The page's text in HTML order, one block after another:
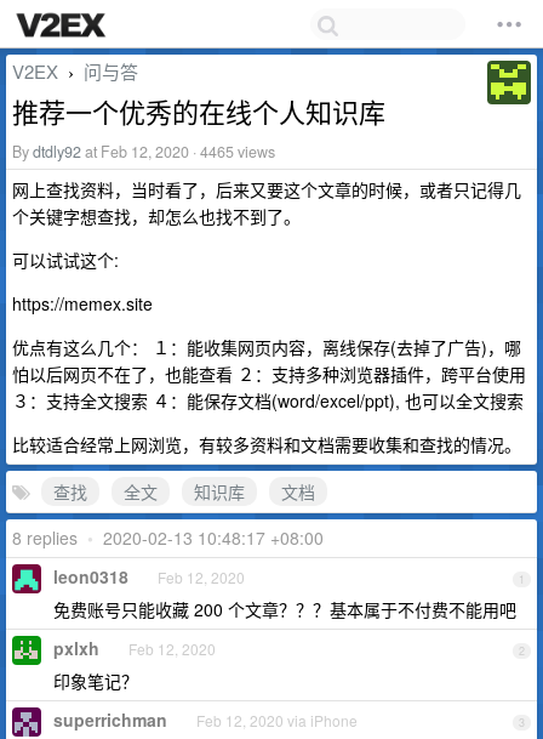
V2EX › 问与答
推荐一个优秀的在线个人知识库
Bydtdly92at Feb 12, 2020 · 4465 views
网上查找资料，当时看了，后来又要这个文章的时候，或者只记得几
个关键字想查找，却怎么也找不到了。
可以试试这个:
https://memex.site
优点有这么几个： １：能收集网页内容，离线保存(去掉了广告)，哪
怕以后网页不在了，也能查看 ２：支持多种浏览器插件，跨平台使用
３：支持全文搜索 ４：能保存文档(word/excel/ppt), 也可以全文搜索
比较适合经常上网浏览，有较多资料和文档需要收集和查找的情况。
查找
全文 知识库
文档
8 replies • 2020-02-13 10:48:17 +08:00
1
leon0318 Feb 12, 2020
免费账号只能收藏 200 个文章？？？基本属于不付费不能用吧
2
pxlxh Feb 12, 2020
印象笔记？
3
superrichman Feb 12, 2020 via iPhone